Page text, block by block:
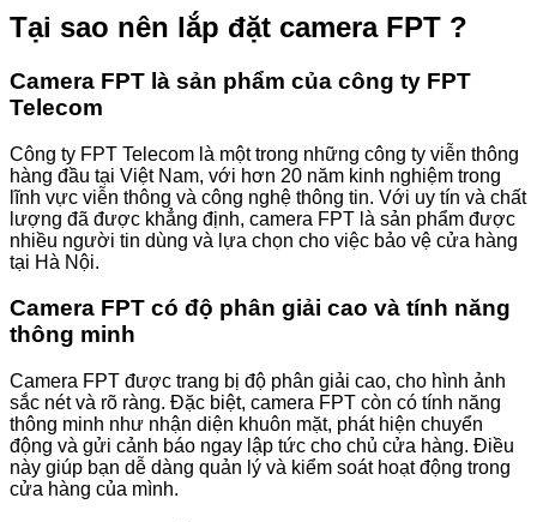
Tại sao nên lắp đặt camera FPT ?
Camera FPT là sản phẩm của công ty FPT
Telecom
Công ty FPT Telecom là một trong những công ty viễn thông
hàng đầu tại Việt Nam, với hơn 20 năm kinh nghiệm trong
lĩnh vực viễn thông và công nghệ thông tin. Với uy tín và chất
lượng đã được khẳng định, camera FPT là sản phẩm được
nhiều người tin dùng và lựa chọn cho việc bảo vệ cửa hàng
tại Hà Nội.
Camera FPT có độ phân giải cao và tính năng
thông minh
Camera FPT được trang bị độ phân giải cao, cho hình ảnh
sắc nét và rõ ràng. Đặc biệt, camera FPT còn có tính năng
thông minh như nhận diện khuôn mặt, phát hiện chuyển
động và gửi cảnh báo ngay lập tức cho chủ cửa hàng. Điều
này giúp bạn dễ dàng quản lý và kiểm soát hoạt động trong
cửa hàng của mình.